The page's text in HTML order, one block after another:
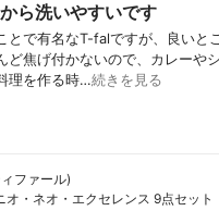
ら洗いやすいです
とで有名なT-falですが、良いと
ど焦げ付かないので、カレーや
理を作る時…続きを見る
ファール)
オ・ネオ・エクセレンス 9点セット